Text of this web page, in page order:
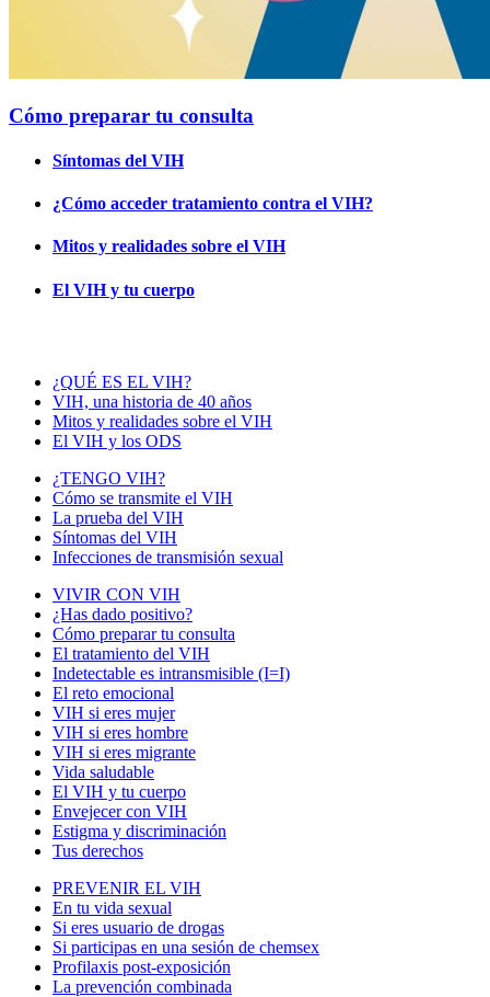
Cómo preparar tu consulta
Síntomas del VIH
¿Cómo acceder tratamiento contra el VIH?
Mitos y realidades sobre el VIH
El VIH y tu cuerpo
¿QUÉ ES EL VIH?
VIH, una historia de 40 años
Mitos y realidades sobre el VIH
El VIH y los ODS
¿TENGO VIH?
Cómo se transmite el VIH
La prueba del VIH
Síntomas del VIH
Infecciones de transmisión sexual
VIVIR CON VIH
¿Has dado positivo?
Cómo preparar tu consulta
El tratamiento del VIH
Indetectable es intransmisible (I=I)
El reto emocional
VIH si eres mujer
VIH si eres hombre
VIH si eres migrante
Vida saludable
El VIH y tu cuerpo
Envejecer con VIH
Estigma y discriminación
Tus derechos
PREVENIR EL VIH
En tu vida sexual
Si eres usuario de drogas
Si participas en una sesión de chemsex
Profilaxis post-exposición
La prevención combinada